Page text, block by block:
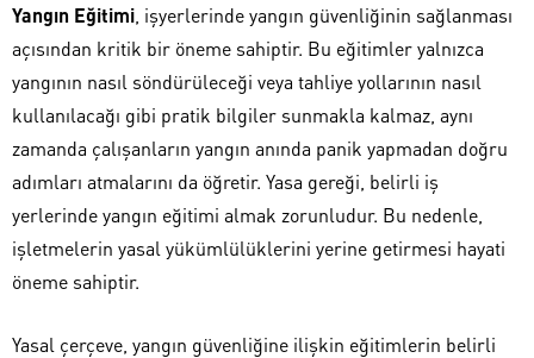
Yangın Eğitimi , işyerlerinde yangın güvenliğinin sağlanması
açısından kritik bir öneme sahiptir. Bu eğitimler yalnızca
yangının nasıl söndürüleceği veya tahliye yollarının nasıl
kullanılacağı gibi pratik bilgiler sunmakla kalmaz, aynı
zamanda çalışanların yangın anında panik yapmadan doğru
adımları atmalarını da öğretir. Yasa gereği, belirli iş
yerlerinde yangın eğitimi almak zorunludur. Bu nedenle,
işletmelerin yasal yükümlülüklerini yerine getirmesi hayati
öneme sahiptir.
Yasal çerçeve, yangın güvenliğine ilişkin eğitimlerin belirli